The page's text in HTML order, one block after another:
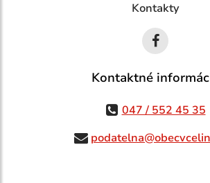
Kontakty
Kontaktné
047 / 552 45 35